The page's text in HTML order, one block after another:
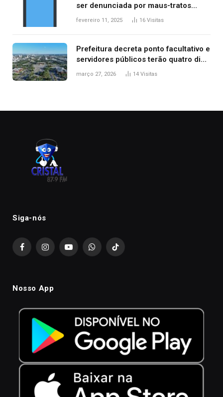
ser denunciada por maus-tratos
contra dois filhos, diz polícia
fevereiro 11, 2025 16 Visitas
Prefeitura decreta ponto facultativo e
servidores públicos terão quatro dias
de folga na Semana Santa
março 27, 2026 14 Visitas
Siga-nós
FacebookInstagramYouTubeWhatsAppTikTok
Nosso App